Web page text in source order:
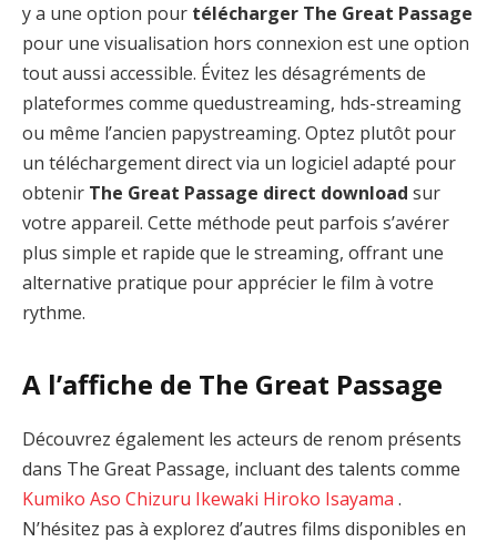
y a une option pour télécharger The Great Passage
pour une visualisation hors connexion est une option
tout aussi accessible. Évitez les désagréments de
plateformes comme quedustreaming, hds-streaming
ou même l’ancien papystreaming. Optez plutôt pour
un téléchargement direct via un logiciel adapté pour
obtenir The Great Passage direct download sur
votre appareil. Cette méthode peut parfois s’avérer
plus simple et rapide que le streaming, offrant une
alternative pratique pour apprécier le film à votre
rythme.
A l’affiche de The Great Passage
Découvrez également les acteurs de renom présents
dans The Great Passage, incluant des talents comme
Kumiko Aso Chizuru Ikewaki Hiroko Isayama .
N’hésitez pas à explorez d’autres films disponibles en